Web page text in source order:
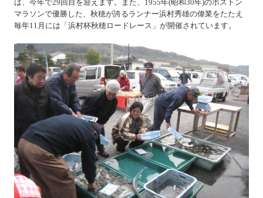
は、今年で29 回目を迎えます。また、 1955年( 昭和30年)のボストン
マラソンで優勝した、秋穂が誇るランナー浜村秀雄の偉業をたたえ
毎年11 月には「浜村杯秋穂ロードレース」が開催されています。